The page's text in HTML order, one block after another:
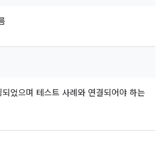
었으며 테스트 사례와 연결되어야 하는